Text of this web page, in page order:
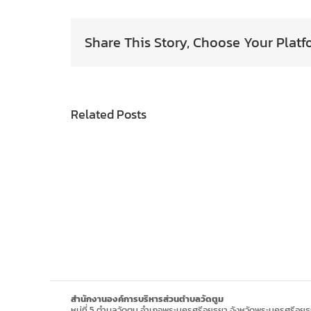
Share This Story, Choose Your
Related Posts
สำนักงานองค์การบริหารส่วนตำบลวัดตูม